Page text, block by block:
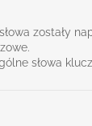
zostały
słowa